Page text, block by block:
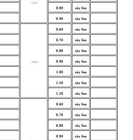
□ 12×12
0.80 cây 6m
0.90 cây 6m
□ 14×14
0.60 cây 6m
0.70 cây 6m
0.80 cây 6m
0.90 cây 6m
1.00 cây 6m
1.10 cây 6m
1.20 cây 6m
0.60 cây 6m
0.70 cây 6m
0.80 cây 6m
0.90 cây 6m